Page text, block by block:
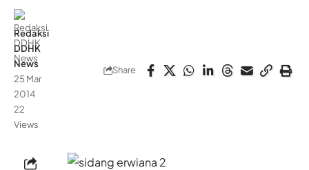
Redaksi
DDHK
News
25 Mar
2014
22
Views
Share